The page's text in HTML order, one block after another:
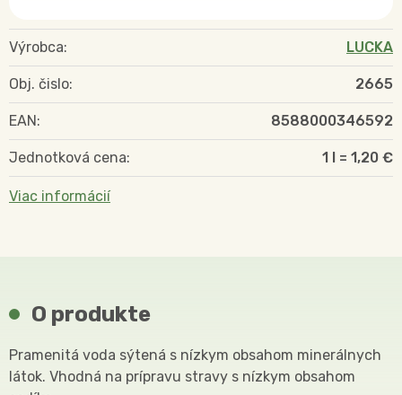
Výrobca: LUCKA
Obj. čislo: 2665
EAN: 8588000346592
Jednotková cena: 1 l = 1,20 €
Viac informácií
O produkte
Pramenitá voda sýtená s nízkym obsahom minerálnych
látok. Vhodná na prípravu stravy s nízkym obsahom